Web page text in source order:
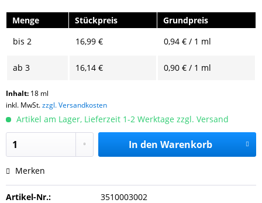
Menge Stückpreis
Grundpreis
bis 2 16,99 € 0,94 € / 1 ml
ab 3 16,14 € 0,90 € / 1 ml
Inhalt: 18 ml
inkl. MwSt.zzgl. Versandkosten
Artikel am Lager, Lieferzeit 1-2 Werktage zzgl. Versand
In den Warenkorb
Merken
Artikel-Nr.: 3510003002